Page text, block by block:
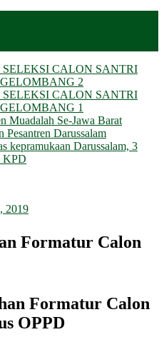
CALON SANTRI
2
CALON SANTRI
1
Muadalah Se-Jawa Barat
Pesantren Darussalam
kepramukaan Darussalam, 3
KPD
2019
Formatur Calon
Formatur Calon
OPPD